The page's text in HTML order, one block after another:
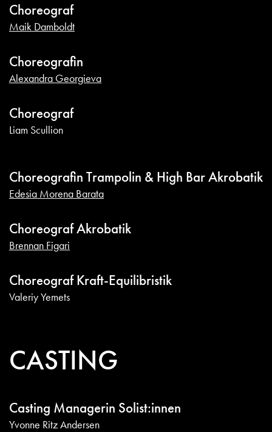
Choreograf
Maik Damboldt
Choreografin
Alexandra Georgieva
Choreograf
Liam Scullion
Choreografin Trampolin & High Bar Akrobatik
Edesia Morena Barata
Choreograf Akrobatik
Brennan Figari
Choreograf Kraft-Equilibristik
Valeriy Yemets
CASTING
Casting Managerin Solist:innen
Yvonne Ritz Andersen